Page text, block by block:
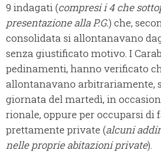
9 indagati (compresi i 4 che
presentazione alla P.G.) che,
consolidata si allontanavano
senza giustificato motivo. I
pedinamenti, hanno verificato
allontanavano arbitrariamente,
giornata del martedì, in
rionale, oppure per occuparsi di
prettamente private (alcuni
nelle proprie abitazioni private).